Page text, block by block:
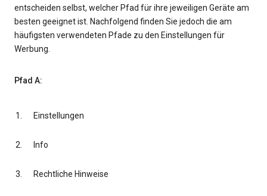
entscheiden selbst, welcher Pfad für ihre jeweiligen Geräte am
besten geeignet ist. Nachfolgend finden Sie jedoch die am
häufigsten verwendeten Pfade zu den Einstellungen für
Werbung.
Pfad A:
Einstellungen
Info
Rechtliche Hinweise